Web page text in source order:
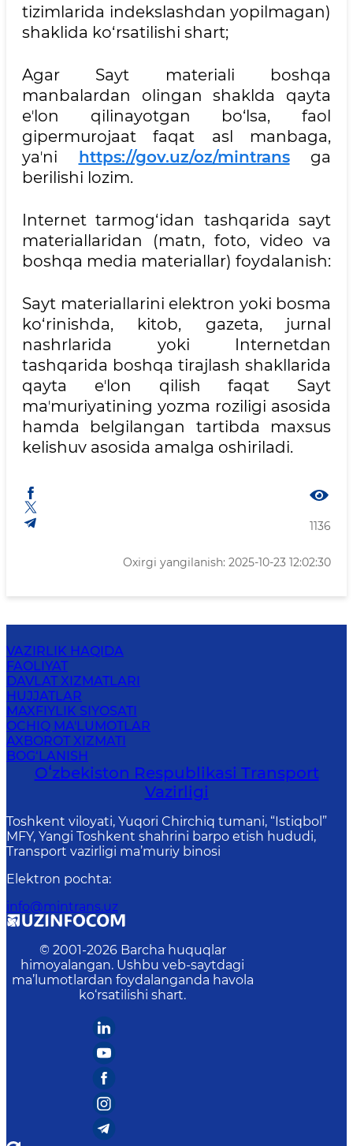
tizimlarida indekslashdan yopilmagan)
shaklida ko‘rsatilishi shart;
Agar Sayt materiali boshqa
manbalardan olingan shaklda qayta
eʼlon qilinayotgan bo‘lsa, faol
gipermurojaat faqat asl manbaga,
yaʼni https://gov.uz/oz/mintransga
berilishi lozim.
Internet tarmog‘idan tashqarida sayt
materiallaridan (matn, foto, video va
boshqa media materiallar) foydalanish:
Sayt materiallarini elektron yoki bosma
ko‘rinishda, kitob, gazeta, jurnal
nashrlarida yoki Internetdan
tashqarida boshqa tirajlash shakllarida
qayta eʼlon qilish faqat Sayt
maʼmuriyatining yozma roziligi asosida
hamda belgilangan tartibda maxsus
kelishuv asosida amalga oshiriladi.
1136
Oxirgi yangilanish: 2025-10-23 12:02:30
VAZIRLIK HAQIDA
FAOLIYAT
DAVLAT XIZMATLARI
HUJJATLAR
MAXFIYLIK SIYOSATI
OCHIQ MA'LUMOTLAR
AXBOROT XIZMATI
BOG‘LANISH
Oʻzbekiston Respublikasi Transport
Vazirligi
Toshkent viloyati, Yuqori Chirchiq tumani, “Istiqbol”
MFY, Yangi Toshkent shahrini barpo etish hududi,
Transport vazirligi ma’muriy binosi
Elektron pochta:
info@mintrans.uz
© 2001-2026 Barcha huquqlar
himoyalangan. Ushbu veb-saytdagi
ma’lumotlardan foydalanganda havola
ko‘rsatilishi shart.